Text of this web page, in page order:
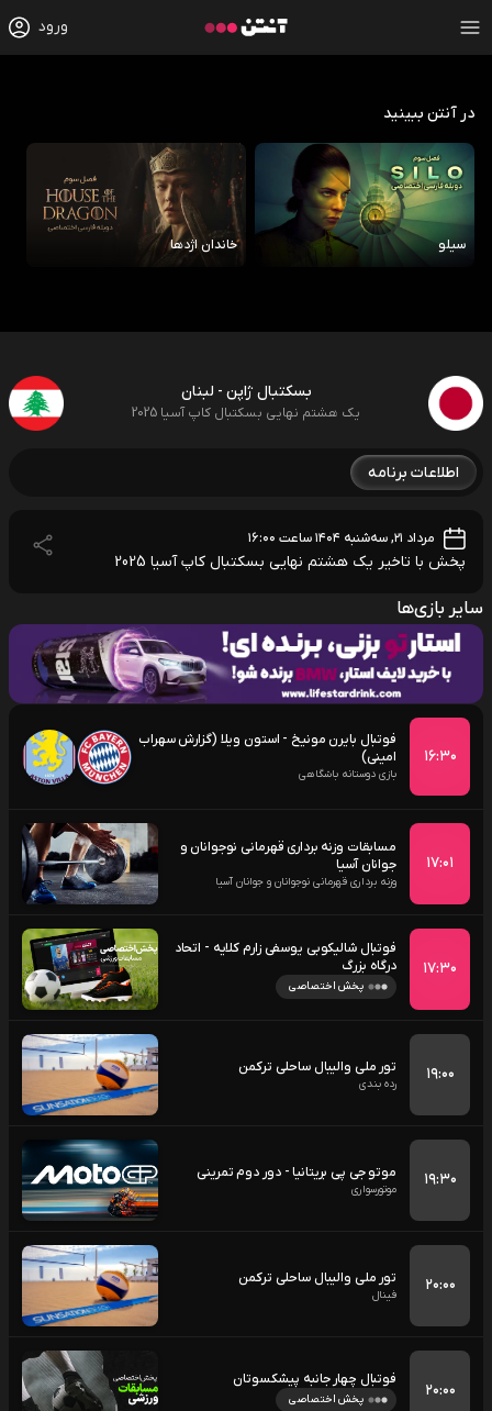
ورود
در آنتن ببینید
سیلو خاندان اژدها
بسکتبال ژاپن - لبنان
یک هشتم نهایی بسکتبال کاپ آسیا 2025
اطلاعات برنامه
مرداد ۲۱, سه‌شنبه ۱۴۰۴ ساعت ۱۶:۰۰
پخش با تاخیر یک هشتم نهایی بسکتبال کاپ آسیا 2025
سایر بازی‌ها
۱۶:۳۰
فوتبال بایرن مونیخ - استون ویلا (گزارش سهراب
امینی)
بازی دوستانه باشگاهی
۱۷:۰۱
مسابقات وزنه برداری قهرمانی نوجوانان و
جوانان آسیا
وزنه برداری قهرمانی نوجوانان و جوانان آسیا
۱۷:۳۰
فوتبال شالیکوبی یوسفی زارم کلایه - اتحاد
درگاه بزرگ
پخش اختصاصی
۱۹:۰۰ تور ملی والیبال ساحلی ترکمن
رده بندی
۱۹:۳۰ موتو جی پی بریتانیا - دور دوم تمرینی
موتورسواری
۲۰:۰۰ تور ملی والیبال ساحلی ترکمن
فینال
۲۰:۰۰
فوتبال چهار جانبه پیشکسوتان
پخش اختصاصی